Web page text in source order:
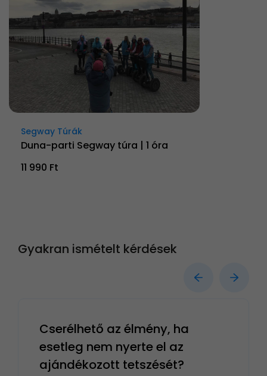
Segway Túrák
Duna-parti Segway túra | 1 óra
11 990 Ft
Gyakran ismételt kérdések
Cserélhető az élmény, ha
esetleg nem nyerte el az
ajándékozott tetszését?